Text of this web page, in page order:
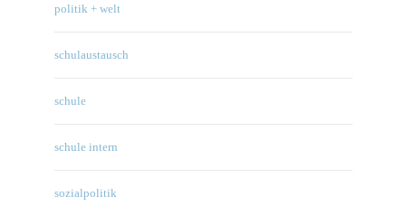
politik + welt
schulaustausch
schule
schule intern
sozialpolitik